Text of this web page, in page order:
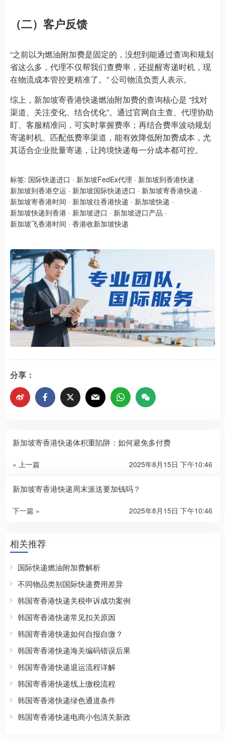
（二）客户反馈
“之前以为燃油附加费是固定的，没想到能通过查询和规划
省这么多，代理不仅帮我们查费率，还提醒寄递时机，现
在物流成本管控更精准了。” 公司物流负责人表示。
综上，新加坡寄香港快递燃油附加费的查询核心是 “找对
渠道、关注变化、结合优化”。通过官网自主查、代理协助
盯、客服精准问，可实时掌握费率；再结合费率波动规划
寄递时机、匹配低费率渠道，能有效降低附加费成本，尤
其适合企业批量寄递，让跨境快递每一分成本都可控。
标签: 国际快递进口 · 新加坡FedEx代理 · 新加坡到香港快递 ·
新加坡到香港空运 · 新加坡国际快递进口 · 新加坡寄香港快递 ·
新加坡寄香港时间 · 新加坡往香港快递 · 新加坡快递 ·
新加坡快递到香港 · 新加坡进口 · 新加坡进口产品 ·
新加坡飞香港时间 · 香港收新加坡快递
分享：
新加坡寄香港快递体积重陷阱：如何避免多付费
« 上一篇 2025年8月15日 下午10:46
新加坡寄香港快递周末派送要加钱吗？
下一篇 » 2025年8月15日 下午10:46
相关推荐
国际快递燃油附加费解析
不同物品类别国际快递费用差异
韩国寄香港快递关税申诉成功案例
韩国寄香港快递常见扣关原因
韩国寄香港快递如何自报自缴？
韩国寄香港快递海关编码错误后果
韩国寄香港快递退运流程详解
韩国寄香港快递线上缴税流程
韩国寄香港快递绿色通道条件
韩国寄香港快递电商小包清关新政